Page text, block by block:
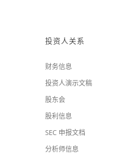
投资人关系
财务信息
投资人演示文稿
股东会
股利信息
SEC 申报文档
分析师信息